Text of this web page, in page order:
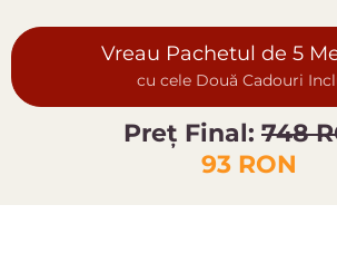
Vreau Pachetul de 5
cu cele Două Cadouri
Preț Final: 748
93 RON